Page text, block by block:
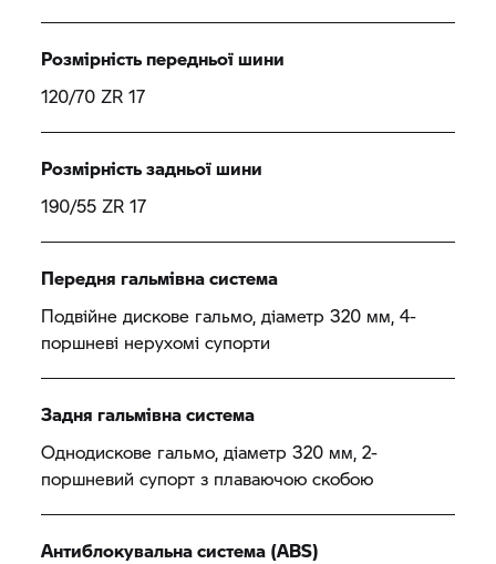
Розмірність передньої шини
120/70 ZR 17
Розмірність задньої шини
190/55 ZR 17
Передня гальмівна система
Подвійне дискове гальмо, діаметр 320 мм, 4-
поршневі нерухомі супорти
Задня гальмівна система
Однодискове гальмо, діаметр 320 мм, 2-
поршневий супорт з плаваючою скобою
Антиблокувальна система (ABS)